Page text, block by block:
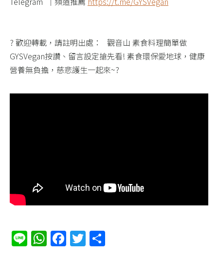
? 歡迎轉載，請註明出處： ​ ​ 觀音山 素食料理簡單做
GYSVegan按讚、留言設定搶先看! 素食環保愛地球，健康
營養無負擔，慈悲護生一起來~?
LineWhatsApp
Facebook
Twitter